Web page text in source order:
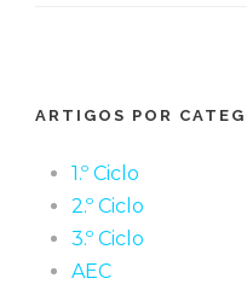
ARTIGOS POR
1.º Ciclo
2.º Ciclo
3.º Ciclo
AEC